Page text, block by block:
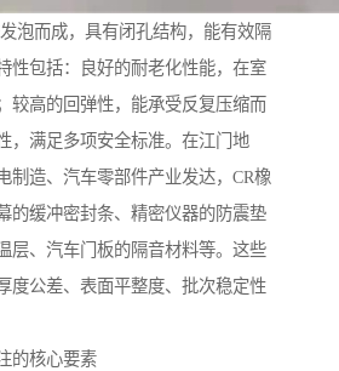
泡而成，具有闭孔结构，能有效隔
性包括：良好的耐老化性能，在室
较高的回弹性，能承受反复压缩而
，满足多项安全标准。在江门地
制造、汽车零部件产业发达，CR橡
的缓冲密封条、精密仪器的防震垫
层、汽车门板的隔音材料等。这些
度公差、表面平整度、批次稳定性
的核心要素